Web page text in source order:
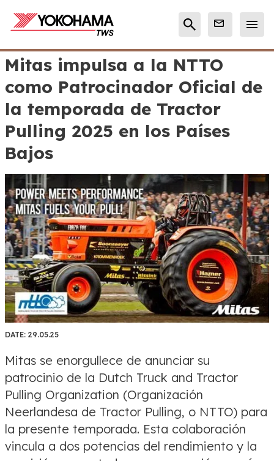
Mitas impulsa a la NTTO
como Patrocinador Oficial de
la temporada de Tractor
Pulling 2025 en los Países
Bajos
DATE: 29.05.25
Mitas se enorgullece de anunciar su
patrocinio de la Dutch Truck and Tractor
Pulling Organization (Organización
Neerlandesa de Tractor Pulling, o NTTO) para
la presente temporada. Esta colaboración
vincula a dos potencias del rendimiento y la